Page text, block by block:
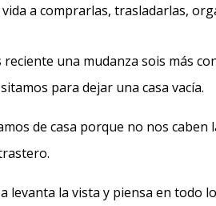
a comprarlas, trasladarlas,
reciente una mudanza sois más
para dejar una casa vacía.
de casa porque no nos
levanta la vista y piensa en todo